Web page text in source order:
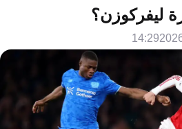
ليفركوزن؟
14:29